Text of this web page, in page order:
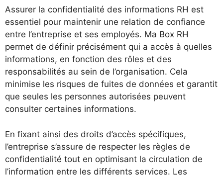
Assurer la confidentialité des informations RH est
essentiel pour maintenir une relation de confiance
entre l’entreprise et ses employés. Ma Box RH
permet de définir précisément qui a accès à quelles
informations, en fonction des rôles et des
responsabilités au sein de l’organisation. Cela
minimise les risques de fuites de données et garantit
que seules les personnes autorisées peuvent
consulter certaines informations.
En fixant ainsi des droits d’accès spécifiques,
l’entreprise s’assure de respecter les règles de
confidentialité tout en optimisant la circulation de
l’information entre les différents services. Les